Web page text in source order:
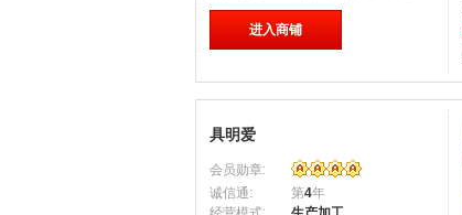
进入商铺
具明爱
会员勋章:
诚信通:
第4年